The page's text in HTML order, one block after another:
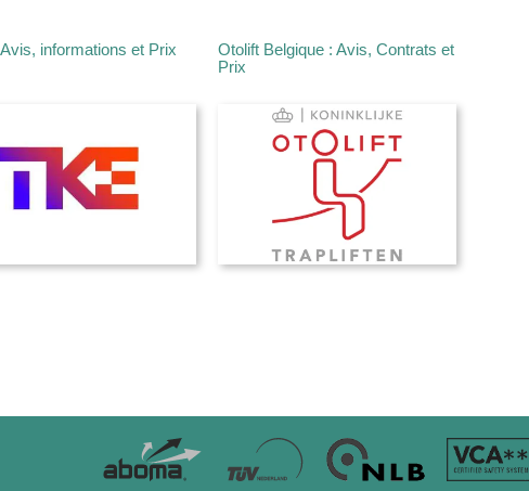
informations et Prix
Otolift Belgique : Avis, Contrats et
Prix